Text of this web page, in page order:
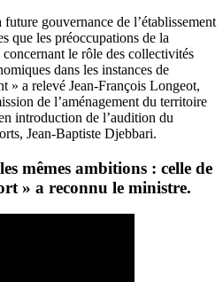
gouvernance de l’établissement
que les préoccupations de la
le rôle des collectivités
dans les instances de
» a relevé Jean-François Longeot,
de l’aménagement du territoire
introduction de l’audition du
Jean-Baptiste Djebbari.
mêmes ambitions : celle de
» a reconnu le ministre.